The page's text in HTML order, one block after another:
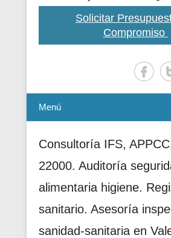
Solicitar
Compromiso
Menú
Consultoría IFS,
22000. Auditoría
alimentaria higiene.
sanitario. Asesoría
sanidad-sanitaria en